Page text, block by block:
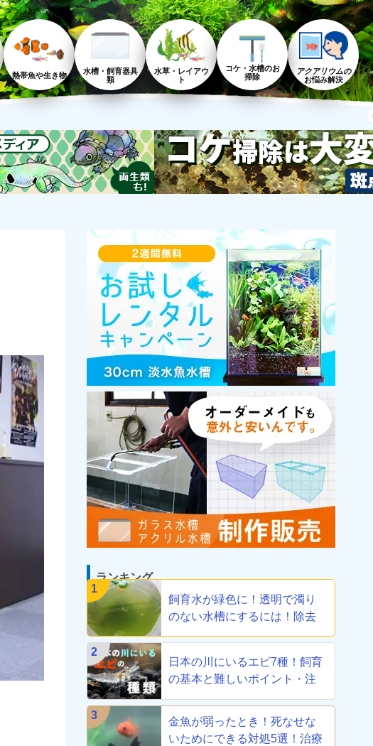
熱帯魚や生き物
水槽・飼育器具
類
水草・レイアウ
ト
コケ・水槽のお
掃除
アクアリウムの
お悩み解決
ランキング
1
飼育水が緑色に！透明で濁り
のない水槽にするには！除去
方法教えます
2
日本の川にいるエビ7種！飼育
の基本と難しいポイント・注
3
金魚が弱ったとき！死なせな
いためにできる対処5選！治療